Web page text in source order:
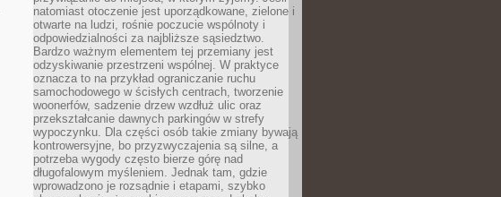
natomiast otoczenie jest uporządkowane, zielone i
otwarte na ludzi, rośnie poczucie wspólnoty i
odpowiedzialności za najbliższe sąsiedztwo.
Bardzo ważnym elementem tej przemiany jest
odzyskiwanie przestrzeni wspólnej. W praktyce
oznacza to na przykład ograniczanie ruchu
samochodowego w ścisłych centrach, tworzenie
woonerfów, sadzenie drzew wzdłuż ulic oraz
przekształcanie dawnych parkingów w strefy
wypoczynku. Dla części osób takie zmiany bywają
kontrowersyjne, bo przyzwyczajenia są silne, a
potrzeba wygody często bierze górę nad
długofalowym myśleniem. Jednak tam, gdzie
wprowadzono je rozsądnie i etapami, szybko